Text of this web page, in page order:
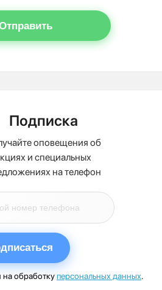
Подписка
оповещения об
и специальных
на телефон
на обработкуперсональных данных.